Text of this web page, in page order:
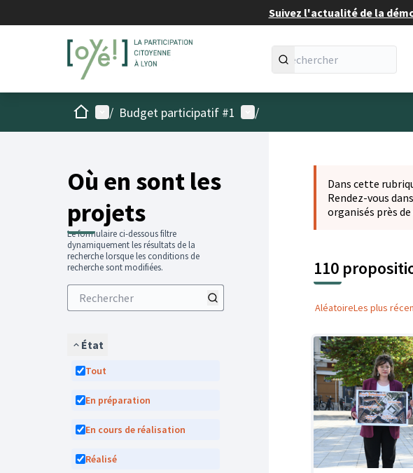
Suivez l'actualité de la
AccueilMenu principal
/ Budget participatif #1 Menu utilisateur
/
Où en sont les
projets
Le formulaire ci-dessous filtre
dynamiquement les résultats de la
recherche lorsque les conditions de
recherche sont modifiées.
État
Tout
En préparation
En cours de réalisation
Réalisé
Dans cette
Rendez-vous
organisés près de
110
AléatoireLes plus